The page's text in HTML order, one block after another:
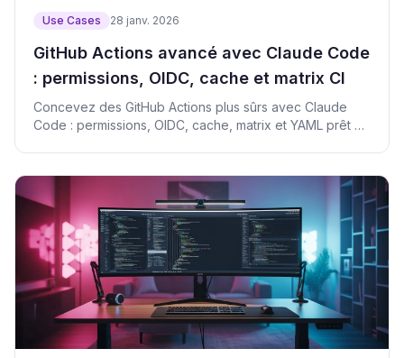
Use Cases 28 janv. 2026
GitHub Actions avancé avec Claude Code
: permissions, OIDC, cache et matrix CI
Concevez des GitHub Actions plus sûrs avec Claude
Code : permissions, OIDC, cache, matrix et YAML prêt à